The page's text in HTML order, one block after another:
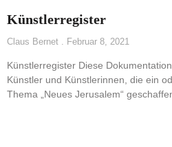
Künstlerregister
Claus Bernet Februar 8, 2021
Künstlerregister Diese
Künstler und Künstlerinnen, die ein
Thema „Neues Jerusalem“